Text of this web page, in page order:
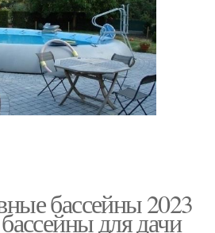
бассейны 2023
для дачи